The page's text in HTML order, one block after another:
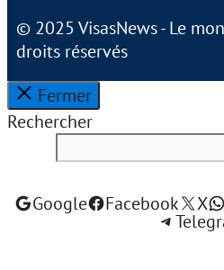
© 2025 VisasNews - Le
droits réservés
Fermer
Rechercher
Google Facebook X